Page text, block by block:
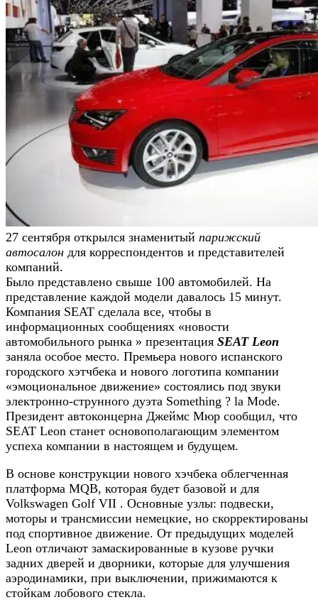
27 сентября открылся знаменитый парижский
автосалон для корреспондентов и представителей
компаний.
Было представлено свыше 100 автомобилей. На
представление каждой модели давалось 15 минут.
Компания SEAT сделала все, чтобы в
информационных сообщениях «новости
автомобильного рынка » презентация SEAT Leon
заняла особое место. Премьера нового испанского
городского хэтчбека и нового логотипа компании
«эмоциональное движение» состоялись под звуки
электронно-струнного дуэта Something ? la Mode.
Президент автоконцерна Джеймс Мюр сообщил, что
SEAT Leon станет основополагающим элементом
успеха компании в настоящем и будущем.
В основе конструкции нового хэчбека облегченная
платформа MQB, которая будет базовой и для
Volkswagen Golf VII . Основные узлы: подвески,
моторы и трансмиссии немецкие, но скорректированы
под спортивное движение. От предыдущих моделей
Leon отличают замаскированные в кузове ручки
задних дверей и дворники, которые для улучшения
аэродинамики, при выключении, прижимаются к
стойкам лобового стекла.